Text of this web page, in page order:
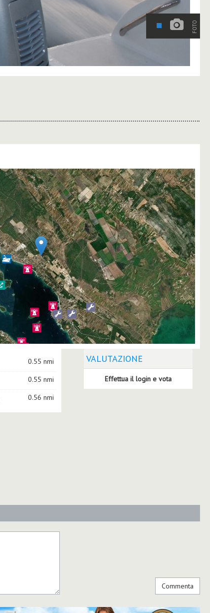
FOTO
0.55 nmi
0.55 nmi
0.56 nmi
VALUTAZIONE
Effettua il login e vota